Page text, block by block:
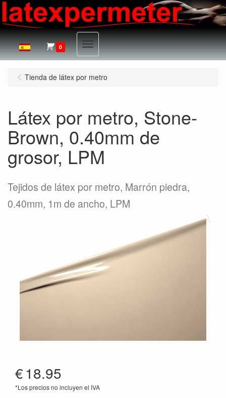
0 Menu
Tienda de látex por metro
Látex por metro, Stone-
Brown, 0.40mm de
grosor, LPM
Tejidos de látex por metro, Marrón piedra,
0.40mm, 1m de ancho, LPM
€18.95
*Los precios no incluyen el IVA